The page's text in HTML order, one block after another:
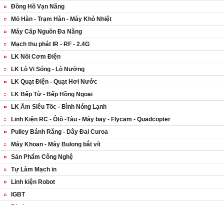
Đồng Hồ Vạn Năng
Mỏ Hàn - Trạm Hàn - Máy Khò Nhiệt
Máy Cấp Nguồn Đa Năng
Mạch thu phát IR - RF - 2.4G
LK Nồi Cơm Điện
LK Lò Vi Sóng - Lò Nướng
LK Quạt Điện - Quạt Hơi Nước
LK Bếp Từ - Bếp Hồng Ngoại
LK Ấm Siêu Tốc - Bình Nóng Lạnh
Linh Kiện RC - Ôtô -Tàu - Máy bay - Flycam - Quadcopter
Pulley Bánh Răng - Dây Đai Curoa
Máy Khoan - Máy Bulong bắt vít
Sản Phẩm Công Nghệ
Tự Làm Mạch in
Linh kiện Robot
IGBT